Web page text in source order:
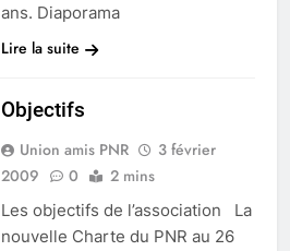
ans. Diaporama
Lire la suite
Objectifs
Union amis PNR
3 février
2009
0 2 mins
Les objectifs de l’association La
nouvelle Charte du PNR au 26